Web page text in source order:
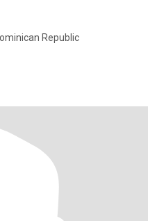
Republic